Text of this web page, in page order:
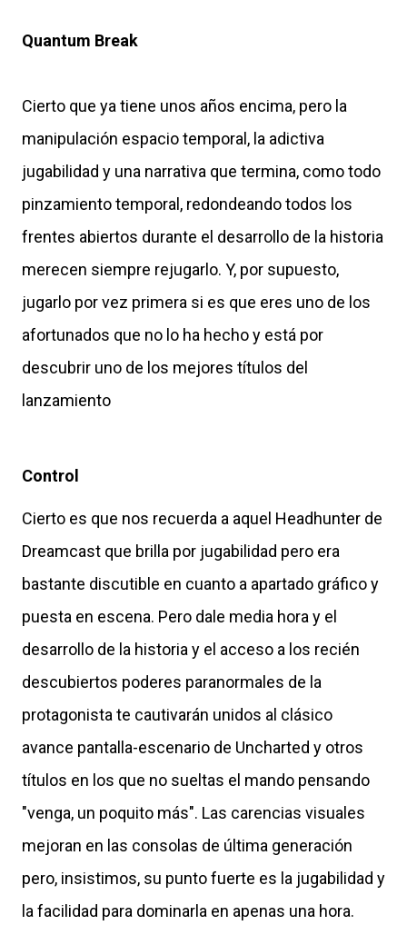
Quantum Break
Cierto que ya tiene unos años encima, pero la
manipulación espacio temporal, la adictiva
jugabilidad y una narrativa que termina, como todo
pinzamiento temporal, redondeando todos los
frentes abiertos durante el desarrollo de la historia
merecen siempre rejugarlo. Y, por supuesto,
jugarlo por vez primera si es que eres uno de los
afortunados que no lo ha hecho y está por
descubrir uno de los mejores títulos del
lanzamiento
Control
Cierto es que nos recuerda a aquel Headhunter de
Dreamcast que brilla por jugabilidad pero era
bastante discutible en cuanto a apartado gráfico y
puesta en escena. Pero dale media hora y el
desarrollo de la historia y el acceso a los recién
descubiertos poderes paranormales de la
protagonista te cautivarán unidos al clásico
avance pantalla-escenario de Uncharted y otros
títulos en los que no sueltas el mando pensando
"venga, un poquito más". Las carencias visuales
mejoran en las consolas de última generación
pero, insistimos, su punto fuerte es la jugabilidad y
la facilidad para dominarla en apenas una hora.